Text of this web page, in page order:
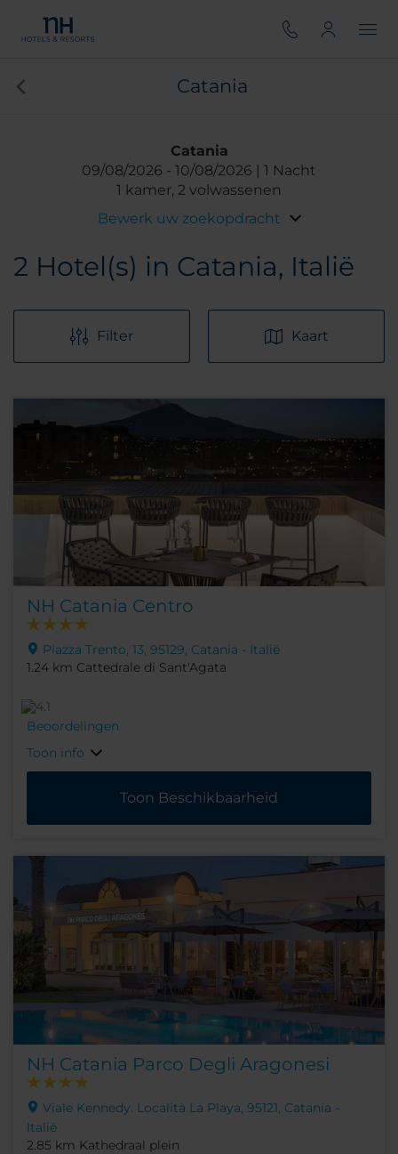
Catania
Catania
09/08/2026
10/08/2026
1 Nacht
1 kamer, 2 volwassenen
Bewerk uw zoekopdracht
2 Hotel(s) in Catania, Italië
Filter Kaart
NH Catania Centro
Piazza Trento, 13, 95129, Catania - Italië
1.24 km Cattedrale di Sant'Agata
Beoordelingen
Toon info
Toon Beschikbaarheid
NH Catania Parco Degli Aragonesi
Viale Kennedy. Località La Playa, 95121, Catania -
Italië
2.85 km Kathedraal plein